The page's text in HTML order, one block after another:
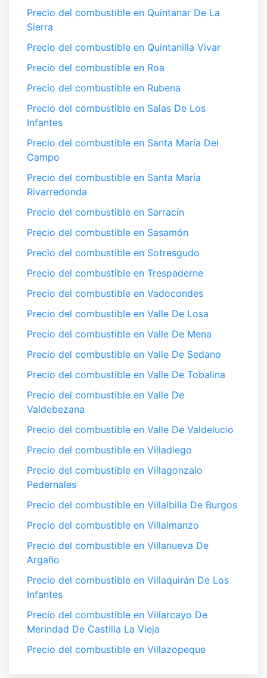
Precio del combustible en Quintanar De La
Sierra
Precio del combustible en Quintanilla Vivar
Precio del combustible en Roa
Precio del combustible en Rubena
Precio del combustible en Salas De Los
Infantes
Precio del combustible en Santa María Del
Campo
Precio del combustible en Santa María
Rivarredonda
Precio del combustible en Sarracín
Precio del combustible en Sasamón
Precio del combustible en Sotresgudo
Precio del combustible en Trespaderne
Precio del combustible en Vadocondes
Precio del combustible en Valle De Losa
Precio del combustible en Valle De Mena
Precio del combustible en Valle De Sedano
Precio del combustible en Valle De Tobalina
Precio del combustible en Valle De
Valdebezana
Precio del combustible en Valle De Valdelucio
Precio del combustible en Villadiego
Precio del combustible en Villagonzalo
Pedernales
Precio del combustible en Villalbilla De Burgos
Precio del combustible en Villalmanzo
Precio del combustible en Villanueva De
Argaño
Precio del combustible en Villaquirán De Los
Infantes
Precio del combustible en Villarcayo De
Merindad De Castilla La Vieja
Precio del combustible en Villazopeque